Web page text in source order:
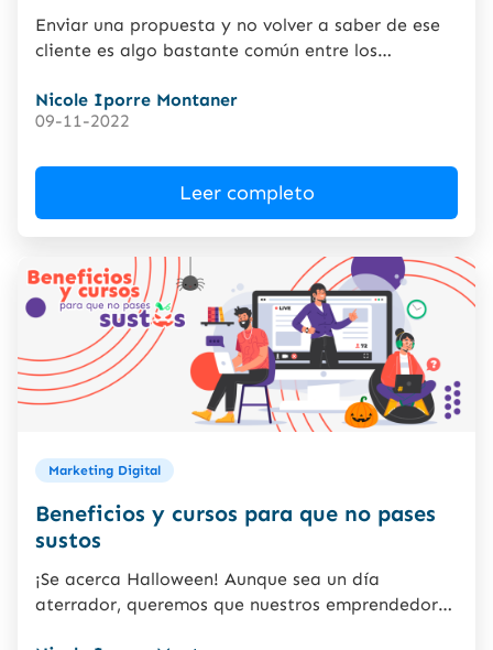
Enviar una propuesta y no volver a saber de ese
cliente es algo bastante común entre los
Nicole Iporre Montaner
09-11-2022
Leer completo
Marketing Digital
Beneficios y cursos para que no pases
sustos
¡Se acerca Halloween! Aunque sea un día
aterrador, queremos que nuestros emprendedores